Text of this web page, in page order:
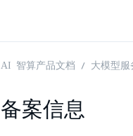
AI 智算产品文档 大模型服
备案信息